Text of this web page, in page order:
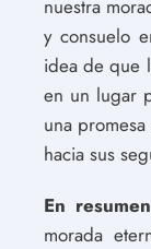
nuestra
y consuelo
idea de que
en un lugar
una
hacia sus
En resumen
morada